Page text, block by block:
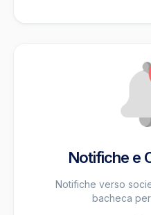
Notifiche e
Notifiche verso
bacheca